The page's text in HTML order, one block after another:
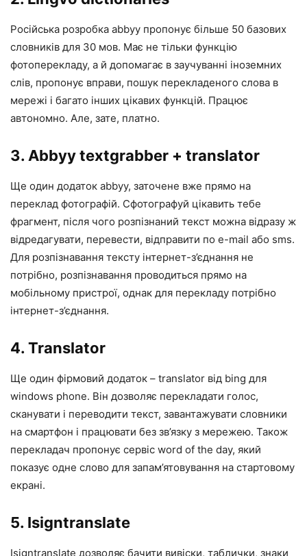
Російська розробка abbyy пропонує більше 50 базових
словників для 30 мов. Має не тільки функцію
фотоперекладу, а й допомагає в заучуванні іноземних
слів, пропонує вправи, пошук перекладеного слова в
мережі і багато інших цікавих функцій. Працює
автономно. Але, зате, платно.
3. Abbyy textgrabber + translator
Ще один додаток abbyy, заточене вже прямо на
переклад фотографій. Сфотографуй цікавить тебе
фрагмент, після чого розпізнаний текст можна відразу ж
відредагувати, перевести, відправити по e-mail або sms.
Для розпізнавання тексту інтернет-з’єднання не
потрібно, розпізнавання проводиться прямо на
мобільному пристрої, однак для перекладу потрібно
інтернет-з’єднання.
4. Translator
Ще один фірмовий додаток – translator від bing для
windows phone. Він дозволяє перекладати голос,
сканувати і переводити текст, завантажувати словники
на смартфон і працювати без зв’язку з мережею. Також
перекладач пропонує сервіс word of the day, який
показує одне слово для запам’ятовування на стартовому
екрані.
5. Isigntranslate
Isigntranslate дозволяє бачити вивіски, таблички, знаки